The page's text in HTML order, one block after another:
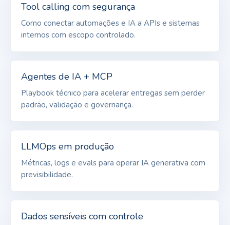
Tool calling com segurança
Como conectar automações e IA a APIs e sistemas
internos com escopo controlado.
Agentes de IA + MCP
Playbook técnico para acelerar entregas sem perder
padrão, validação e governança.
LLMOps em produção
Métricas, logs e evals para operar IA generativa com
previsibilidade.
Dados sensíveis com controle